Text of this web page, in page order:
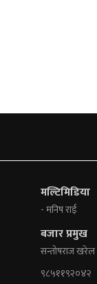
मल्टिमिडिया
- मनिष राई
बजार प्रमुख
सन्तोषराज खरेल
९८५११९२०४२